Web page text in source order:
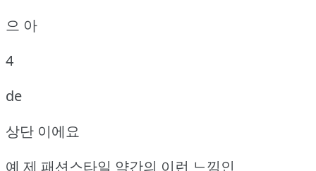
으 아
4
de
상단 이에요
예 제 패션스타일 약간의 이런 느낌인